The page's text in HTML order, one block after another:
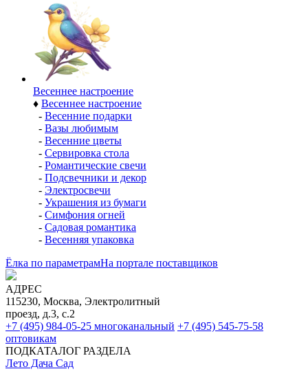
Весеннее настроение
♦ Весеннее настроение
- Весенние подарки
- Вазы любимым
- Весенние цветы
- Сервировка стола
- Романтические свечи
- Подсвечники и декор
- Электросвечи
- Украшения из бумаги
- Симфония огней
- Садовая романтика
- Весенняя упаковка
Ёлка по параметрамНа портале поставщиков
АДРЕС
115230, Москва, Электролитный
проезд, д.3, с.2
+7 (495) 984-05-25 многоканальный +7 (495) 545-75-58
оптовикам
ПОДКАТАЛОГ РАЗДЕЛА
Лето Дача Сад